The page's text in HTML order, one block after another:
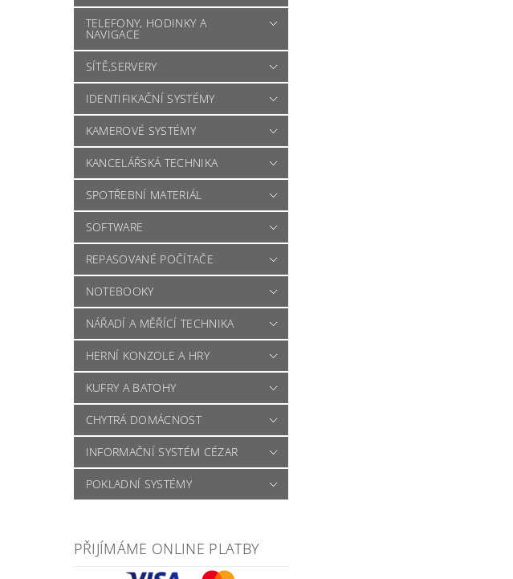
TELEFONY, HODINKY A
NAVIGACE
SÍTĚ,SERVERY
IDENTIFIKAČNÍ SYSTÉMY
KAMEROVÉ SYSTÉMY
KANCELÁŘSKÁ TECHNIKA
SPOTŘEBNÍ MATERIÁL
SOFTWARE
REPASOVANÉ POČÍTAČE
NOTEBOOKY
NÁŘADÍ A MĚŘÍCÍ TECHNIKA
HERNÍ KONZOLE A HRY
KUFRY A BATOHY
CHYTRÁ DOMÁCNOST
INFORMAČNÍ SYSTÉM CÉZAR
POKLADNÍ SYSTÉMY
PŘIJÍMÁME ONLINE PLATBY